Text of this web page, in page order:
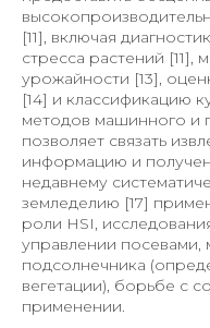
[11], включая
стресса растений [11],
урожайности [13],
[14] и классификацию
методов машинного и
позволяет связать
информацию и
недавнему
земледелию [17]
роли HSI,
управлении посевами,
подсолнечника
вегетации), борьбе с
применении.